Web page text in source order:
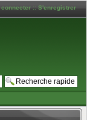
connecter::S'enregistrer